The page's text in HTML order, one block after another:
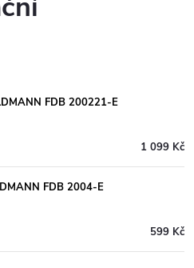
FDB 200221-E
1 099 Kč
FDB 2004-E
599 Kč